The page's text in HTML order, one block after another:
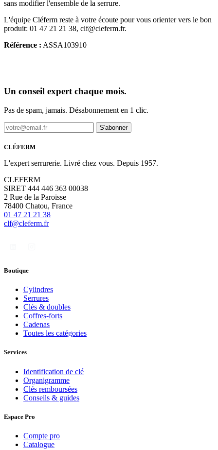
sans modifier l'ensemble de la serrure.
L'équipe Cléferm reste à votre écoute pour vous orienter vers le bon
produit: 01 47 21 21 38, clf@cleferm.fr.
Référence : ASSA103910
Un conseil expert chaque mois.
Pas de spam, jamais. Désabonnement en 1 clic.
S'abonner
CLÉFERM
L'expert serrurerie. Livré chez vous. Depuis 1957.
CLEFERM
SIRET 444 446 363 00038
2 Rue de la Paroisse
78400 Chatou, France
01 47 21 21 38
clf@cleferm.fr
Boutique
Cylindres
Serrures
Clés & doubles
Coffres-forts
Cadenas
Toutes les catégories
Services
Identification de clé
Organigramme
Clés remboursées
Conseils & guides
Espace Pro
Compte pro
Catalogue